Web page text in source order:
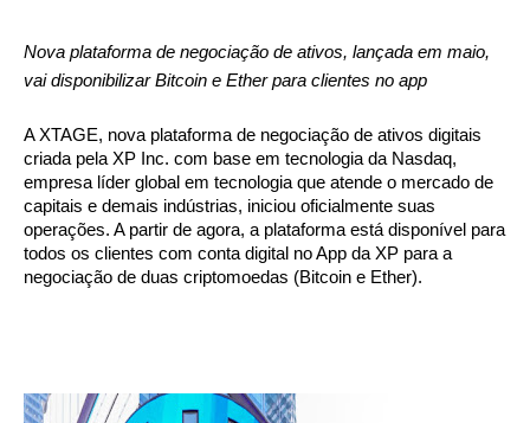
Nova plataforma de negociação de ativos, lançada em maio,
vai disponibilizar Bitcoin e Ether para clientes no app
A XTAGE, nova plataforma de negociação de ativos digitais
criada pela XP Inc. com base em tecnologia da Nasdaq,
empresa líder global em tecnologia que atende o mercado de
capitais e demais indústrias, iniciou oficialmente suas
operações. A partir de agora, a plataforma está disponível para
todos os clientes com conta digital no App da XP para a
negociação de duas criptomoedas (Bitcoin e Ether).